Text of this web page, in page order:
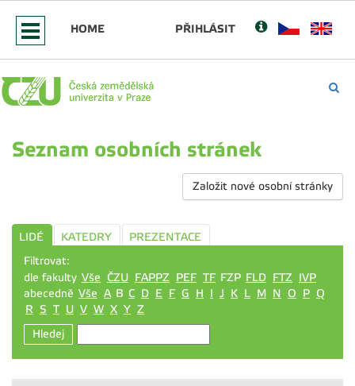
HOME PŘIHLÁSIT
Seznam osobních stránek
Založit nové osobní stránky
LIDÉ KATEDRY
PREZENTACE
Filtrovat:
dle fakulty Vše ČZU FAPPZ PEF TF FZP FLD FTZ IVP
abecedně Vše A B C D E F G H I J K L M N O P Q
R S T U V W X Y Z
Hledej